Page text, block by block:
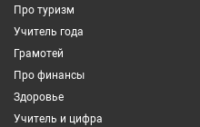
Про туризм
Учитель года
Грамотей
Про финансы
Здоровье
Учитель и цифра